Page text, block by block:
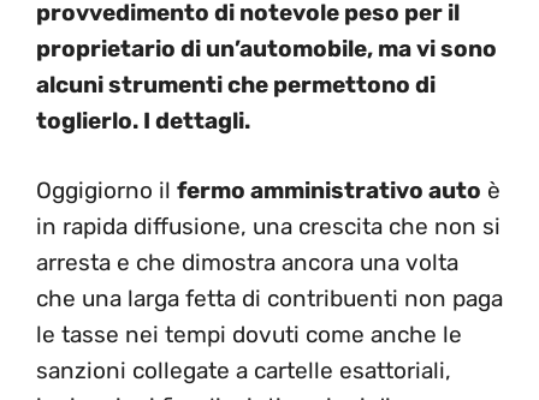
provvedimento di notevole peso per il
proprietario di un’automobile, ma vi sono
alcuni strumenti che permettono di
toglierlo. I dettagli.
Oggigiorno il fermo amministrativo auto è
in rapida diffusione, una crescita che non si
arresta e che dimostra ancora una volta
che una larga fetta di contribuenti non paga
le tasse nei tempi dovuti come anche le
sanzioni collegate a cartelle esattoriali,